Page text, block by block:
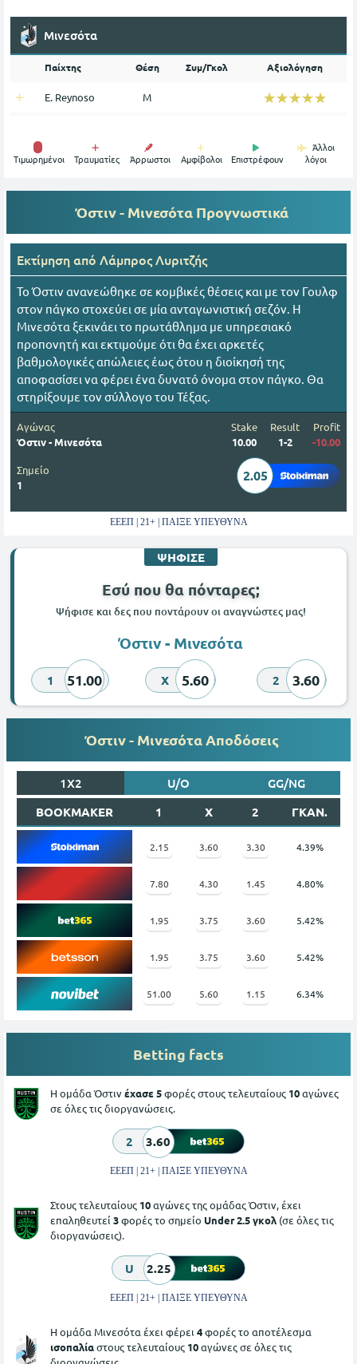
Μινεσότα
Παίχτης Θέση Συμ/Γκολ Αξιολόγηση
E. Reynoso Μ ☆☆☆☆☆
★★★★★
Tιμωρημένοι Τραυματίες Άρρωστοι Αμφίβολοι Επιστρέφουν
Άλλοι
λόγοι
Όστιν - Μινεσότα Προγνωστικά
Εκτίμηση από Λάμπρος Λυριτζής
Το Όστιν ανανεώθηκε σε κομβικές θέσεις και με τον Γουλφ
στον πάγκο στοχεύει σε μία ανταγωνιστική σεζόν. Η
Μινεσότα ξεκινάει το πρωτάθλημα με υπηρεσιακό
προπονητή και εκτιμούμε ότι θα έχει αρκετές
βαθμολογικές απώλειες έως ότου η διοίκησή της
αποφασίσει να φέρει ένα δυνατό όνομα στον πάγκο. Θα
στηρίξουμε τον σύλλογο του Τέξας.
Αγώνας
Όστιν - Μινεσότα
Stake
10.00
Result
1-2
Profit
-10.00
Σημείο
1
2.05
ΕΕΕΠ | 21+ | ΠΑΙΞΕ ΥΠΕΥΘΥΝΑ
ΨΗΦΙΣΕ
Εσύ που θα πόνταρες;
Ψήφισε και δες που ποντάρουν οι αναγνώστες μας!
Όστιν - Μινεσότα
1 51.00 X 5.60 2 3.60
Όστιν - Μινεσότα Αποδόσεις
1X2 U/O
GG/NG
BOOKMAKER
1 X 2 ΓΚΑΝ.
2.15 3.60 3.30 4.39%
7.80 4.30 1.45 4.80%
1.95 3.75 3.60 5.42%
1.95 3.75 3.60 5.42%
51.00 5.60 1.15 6.34%
Betting facts
Η ομάδα Όστινέχασε 5φορές στους τελευταίους 10αγώνες
σε όλες τις διοργανώσεις.
2 3.60
ΕΕΕΠ | 21+ | ΠΑΙΞΕ ΥΠΕΥΘΥΝΑ
Στους τελευταίους 10αγώνες της ομάδας Όστιν, έχει
επαληθευτεί 3φορές το σημείο Under 2.5 γκολ (σε όλες τις
διοργανώσεις).
U 2.25
ΕΕΕΠ | 21+ | ΠΑΙΞΕ ΥΠΕΥΘΥΝΑ
Η ομάδα Μινεσότα έχει φέρει 4φορές το αποτέλεσμα
ισοπαλίαστους τελευταίους 10αγώνες σε όλες τις